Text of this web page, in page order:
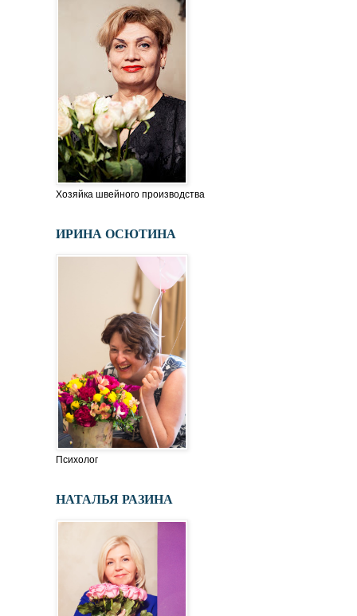
Хозяйка швейного производства
ИРИНА ОСЮТИНА
Психолог
НАТАЛЬЯ РАЗИНА